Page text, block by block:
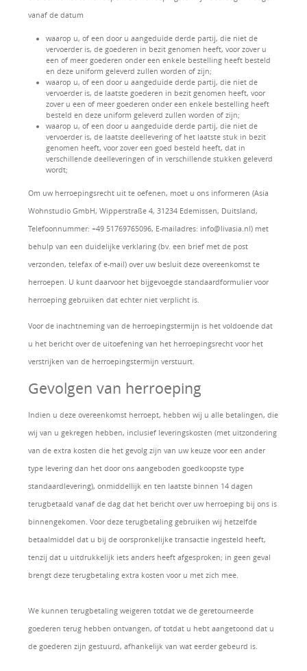
vanaf de datum
waarop u, of een door u aangeduide derde partij, die niet de
vervoerder is, de goederen in bezit genomen heeft, voor zover u
een of meer goederen onder een enkele bestelling heeft besteld
en deze uniform geleverd zullen worden of zijn;
waarop u, of een door u aangeduide derde partij, die niet de
vervoerder is, de laatste goederen in bezit genomen heeft, voor
zover u een of meer goederen onder een enkele bestelling heeft
besteld en deze uniform geleverd zullen worden of zijn;
waarop u, of een door u aangeduide derde partij, die niet de
vervoerder is, de laatste deellevering of het laatste stuk in bezit
genomen heeft, voor zover een goed besteld heeft, dat in
verschillende deelleveringen of in verschillende stukken geleverd
wordt;
Om uw herroepingsrecht uit te oefenen, moet u ons informeren (Asia
Wohnstudio GmbH, Wipperstraße 4, 31234 Edemissen, Duitsland,
Telefoonnummer: +49 51769765096, E-mailadres: info@livasia.nl) met
behulp van een duidelijke verklaring (bv. een brief met de post
verzonden, telefax of e-mail) over uw besluit deze overeenkomst te
herroepen. U kunt daarvoor het bijgevoegde standaardformulier voor
herroeping gebruiken dat echter niet verplicht is.
Voor de inachtneming van de herroepingstermijn is het voldoende dat
u het bericht over de uitoefening van het herroepingsrecht voor het
verstrijken van de herroepingstermijn verstuurt.
Gevolgen van herroeping
Indien u deze overeenkomst herroept, hebben wij u alle betalingen, die
wij van u gekregen hebben, inclusief leveringskosten (met uitzondering
van de extra kosten die het gevolg zijn van uw keuze voor een ander
type levering dan het door ons aangeboden goedkoopste type
standaardlevering), onmiddellijk en ten laatste binnen 14 dagen
terugbetaald vanaf de dag dat het bericht over uw herroeping bij ons is
binnengekomen. Voor deze terugbetaling gebruiken wij hetzelfde
betaalmiddel dat u bij de oorspronkelijke transactie ingesteld heeft,
tenzij dat u uitdrukkelijk iets anders heeft afgesproken; in geen geval
brengt deze terugbetaling extra kosten voor u met zich mee.
We kunnen terugbetaling weigeren totdat we de geretourneerde
goederen terug hebben ontvangen, of totdat u hebt aangetoond dat u
de goederen zijn gestuurd, afhankelijk van wat eerder gebeurd is.